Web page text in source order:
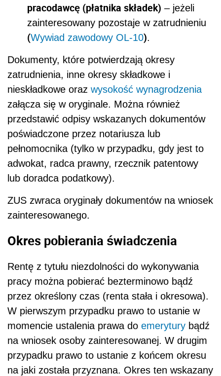
pracodawcę (płatnika składek) – jeżeli
zainteresowany pozostaje w zatrudnieniu
(Wywiad zawodowy OL-10).
Dokumenty, które potwierdzają okresy
zatrudnienia, inne okresy składkowe i
nieskładkowe oraz wysokość wynagrodzenia
załącza się w oryginale. Można również
przedstawić odpisy wskazanych dokumentów
poświadczone przez notariusza lub
pełnomocnika (tylko w przypadku, gdy jest to
adwokat, radca prawny, rzecznik patentowy
lub doradca podatkowy).
ZUS zwraca oryginały dokumentów na wniosek
zainteresowanego.
Okres pobierania świadczenia
Rentę z tytułu niezdolności do wykonywania
pracy można pobierać bezterminowo bądź
przez określony czas (renta stała i okresowa).
W pierwszym przypadku prawo to ustanie w
momencie ustalenia prawa do emerytury bądź
na wniosek osoby zainteresowanej. W drugim
przypadku prawo to ustanie z końcem okresu
na jaki została przyznana. Okres ten wskazany